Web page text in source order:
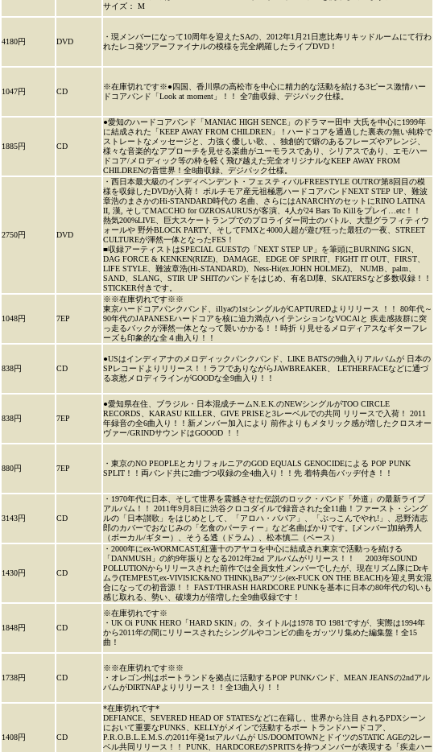
サイズ： M
4180円 DVD
・現メンバーになって10周年を迎えたSAの、2012年1月21日恵比寿リキッドルームにて行わ
れたレコ発ツアーファイナルの模様を完全網羅したライブDVD！
1047円 CD
※在庫切れです※●四国、香川県の高松市を中心に精力的な活動を続ける3ピース激情ハー
ドコアバンド「Look at moment」！！ 全7曲収録、デジパック仕様。
1885円 CD
●愛知のハードコアバンド「MANIAC HIGH SENCE」のドラマー田中 大氏を中心に1999年
に結成された「KEEP AWAY FROM CHILDREN」！ハードコアを通過した裏表の無い純粋で
ストレートなメッセージと、力強く優しい歌、、独創的で癖のあるフレーズやアレンジ、
様々な音楽的なアプローチを見せる楽曲がユーモラスであり、シリアスであり、エモ/ハー
ドコア/メロディック等の枠を軽く飛び越えた完全オリジナルなKEEP AWAY FROM
CHILDRENの音世界！全8曲収録、デジパック仕様。
2750円 DVD
・西日本最大級のインディペンデント・フェスティバルFREESTYLE OUTRO'第8回目の模
様を収録したDVDが入荷！ ボルチモア産元祖極悪ハードコアバンドNEXT STEP UP、難波
章浩のまさかのHi-STANDARD時代の 名曲、さらにはANARCHYのセットにRINO LATINA
II, 漢, そしてMACCHO for OZROSAURUSが客演、4人が24 Bars To Killをプレイ…etc！！
熱気200%LIVE、巨大スケートランプでのプロライダー同士のバトル、大型グラフィティウ
ォールや 野外BLOCK PARTY、そしてFMXと4000人超が遊び狂った最狂の一夜、STREET
CULTUREが渾然一体となったFES！
■収録アーティストはSPECIAL GUESTの「NEXT STEP UP」を筆頭にBURNING SIGN、
DAG FORCE & KENKEN(RIZE)、DAMAGE、EDGE OF SPIRIT、FIGHT IT OUT、FIRST、
LIFE STYLE、難波章浩(Hi-STANDARD)、Ness-Hi(ex.JOHN HOLMEZ)、 NUMB、palm、
SAND、SLANG、STIR UP SHITのバンドをはじめ、有名DJ陣、SKATERSなど多数収録！！
STICKER付きです。
1048円 7EP
※※在庫切れです※※
東京ハードコアパンクバンド、illyaの1stシングルがCAPTUREDよりリリース ！！ 80年代～
90年代のJAPANESEハードコアを核に迫力満点ハイテンションなVOCAlと 疾走感抜群に突
っ走るバックが渾然一体となって襲いかかる！！時折 り見せるメロディアスなギターフレ
ーズも印象的な全４曲入り！！
838円 CD
●USはインディアナのメロディックパンクバンド、LIKE BATSの9曲入りアルバムが 日本の
SPレコードよりリリース！！ラフでありながらJAWBREAKER、 LETHERFACEなどに通づ
る哀愁メロディラインがGOODな全9曲入り！！
838円 7EP
●愛知県在住、ブラジル・日本混成チームN.E.K.のNEWシングルがTOO CIRCLE
RECORDS、KARASU KILLER、GIVE PRISEと3レーベルでの共同 リリースで入荷！ 2011
年録音の全6曲入り！！新メンバー加入により 前作よりもメタリック感が増したクロスオー
ヴァー/GRINDサウンドはGOOOD ！！
880円 7EP
・東京のNO PEOPLEとカリフォルニアのGOD EQUALS GENOCIDEによる POP PUNK
SPLIT！！両バンド共に2曲づつ収録の全4曲入り！！先 着特典缶バッヂ付き！！
3143円 CD
・1970年代に日本、そして世界を震撼させた伝説のロック・バンド「外道」の最新ライブ
アルバム！！ 2011年9月8日に渋谷クロコダイルで録音された全11曲！ファースト・シング
ルの「日本讃歌」をはじめとして、「アロハ・ババア」、「ぶっこんでやれ!」、忌野清志
郎のカバーでおなじみの「乞食のパーティー」など名曲ばかりです。[メンバー]加納秀人
（ボーカル/ギター）、そうる透（ドラム）、松本慎二（ベース）
1430円 CD
・2000年にex-WORMCAST,紅蓮十のアヤコを中心に結成され東京で活動っを続ける
「DANMUSH」の約9年振りとなる2012年2nd アルバムがリリース！！ 2003年SOUND
POLLUTIONからリリースされた前作では全員女性メンバーでしたが、現在リズム隊にDrキ
ムラ(TEMPEST,ex-VIVISICK&NO THINK),Baアツシ(ex-FUCK ON THE BEACH)を迎え男女混
合になっての初音源！！ FAST/THRASH HARDCORE PUNKを基本に日本の80年代の匂いも
感じ取れる、勢い、破壊力が倍増した全9曲収録です！
1848円 CD
※在庫切れです※
・UK Oi PUNK HERO「HARD SKIN」の、タイトルは1978 TO 1981ですが、実際は1994年
から2011年の間にリリースされたシングルやコンピの曲をガッツリ集めた編集盤！全15
曲！
1738円 CD
※※在庫切れです※※
・オレゴン州はポートランドを拠点に活動するPOP PUNKバンド、MEAN JEANSの2ndアル
バムがDIRTNAPよりリリース！！全13曲入り！！
1408円 CD
*在庫切れです*
DEFIANCE、SEVERED HEAD OF STATESなどに在籍し、世界から注目 されるPDXシーン
において重要なPUNKS、KELLYがメインで活動するポー トランドハードコア、
P.R.O.B.L.E.M.S.の2011年発1stアルバムが US/DOOMTOWNとドイツのSTATIC AGEの2レー
ベル共同リリース！！ PUNK、HARDCOREのSPRITSを持つメンバーが表現する「疾走ハー